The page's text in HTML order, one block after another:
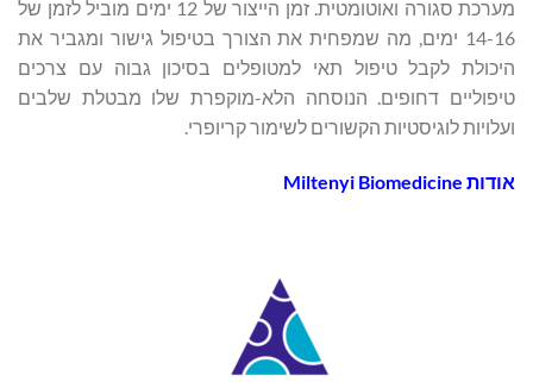
מערכת סגורה ואוטומטית. זמן הייצור של 12 ימים מוביל לזמן של
14-16 ימים, מה שמפחית את הצורך בטיפול גישור ומגביר את
היכולת לקבל טיפול תאי למטופלים בסיכון גבוה עם צרכים
טיפוליים דחופים. הנוסחה הלא-מוקפרת שלו מבטלת שלבים
ועלויות לוגיסטיות הקשורים לשימור קריופרי.
אודות Miltenyi Biomedicine